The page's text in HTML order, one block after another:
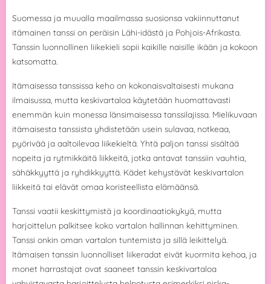
Suomessa ja muualla maailmassa suosionsa vakiinnuttanut
itämainen tanssi on peräisin Lähi-idästä ja Pohjois-Afrikasta.
Tanssin luonnollinen liikekieli sopii kaikille naisille ikään ja kokoon
katsomatta.
Itämaisessa tanssissa keho on kokonaisvaltaisesti mukana
ilmaisussa, mutta keskivartaloa käytetään huomattavasti
enemmän kuin monessa länsimaisessa tanssilajissa. Mielikuvaan
itämaisesta tanssista yhdistetään usein sulavaa, notkeaa,
pyörivää ja aaltoilevaa liikekieltä. Yhtä paljon tanssi sisältää
nopeita ja rytmikkäitä liikkeitä, jotka antavat tanssiin vauhtia,
sähäkkyyttä ja ryhdikkyyttä. Kädet kehystävät keskivartalon
liikkeitä tai elävät omaa koristeellista elämäänsä.
Tanssi vaatii keskittymistä ja koordinaatiokykyä, mutta
harjoittelun palkitsee koko vartalon hallinnan kehittyminen.
Tanssi onkin oman vartalon tuntemista ja sillä leikittelyä.
Itämaisen tanssin luonnolliset liikeradat eivät kuormita kehoa, ja
monet harrastajat ovat saaneet tanssin keskivartaloa